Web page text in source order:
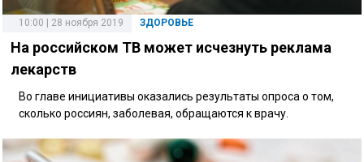
10:00 | 28 ноября 2019 ЗДОРОВЬЕ
На российском ТВ может исчезнуть реклама
лекарств
Во главе инициативы оказались результаты опроса о том,
сколько россиян, заболевая, обращаются к врачу.